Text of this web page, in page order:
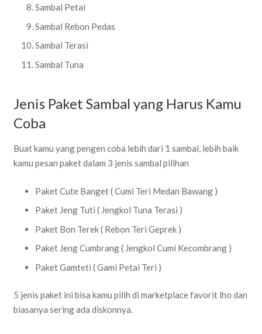
Sambal Petai
Sambal Rebon Pedas
Sambal Terasi
Sambal Tuna
Jenis Paket Sambal yang Harus Kamu
Coba
Buat kamu yang pengen coba lebih dari 1 sambal, lebih baik
kamu pesan paket dalam 3 jenis sambal pilihan
Paket Cute Banget ( Cumi Teri Medan Bawang )
Paket Jeng Tuti ( Jengkol Tuna Terasi )
Paket Bon Terek ( Rebon Teri Geprek )
Paket Jeng Cumbrang ( Jengkol Cumi Kecombrang )
Paket Gamteti ( Gami Petai Teri )
5 jenis paket ini bisa kamu pilih di marketplace favorit lho dan
biasanya sering ada diskonnya.